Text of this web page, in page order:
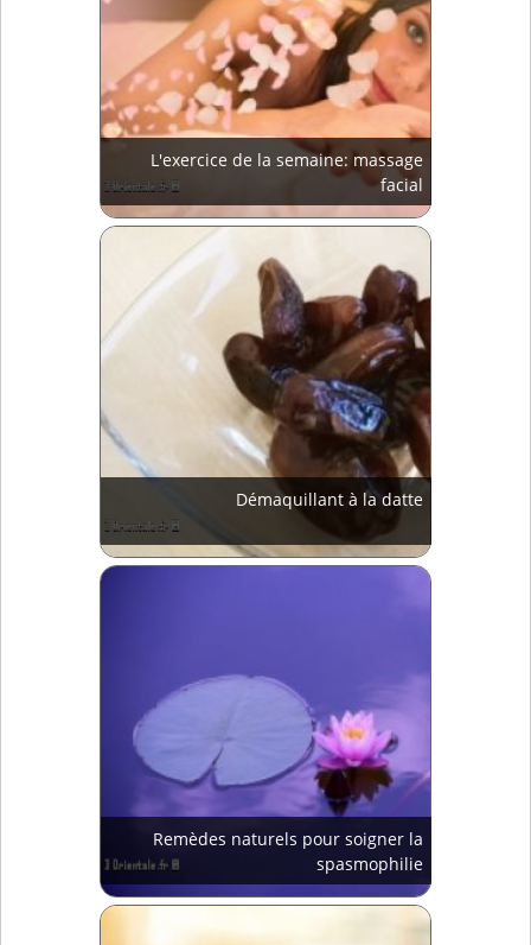
L'exercice de la semaine: massage
facial
Démaquillant à la datte
Remèdes naturels pour soigner la
spasmophilie